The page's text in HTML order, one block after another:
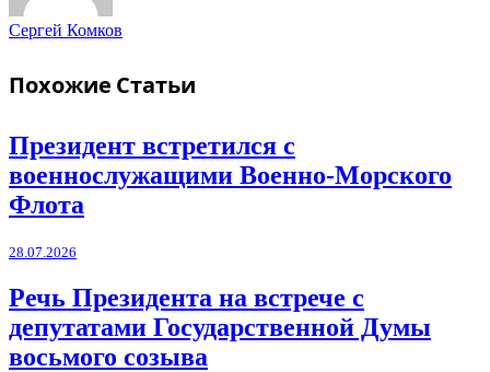
Сергей Комков
Похожие Статьи
Президент встретился с
военнослужащими Военно-Морского
Флота
28.07.2026
Речь Президента на встрече с
депутатами Государственной Думы
восьмого созыва